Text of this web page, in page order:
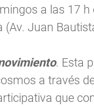
a las 17 h
(Av. Juan
. Esta
a través
que